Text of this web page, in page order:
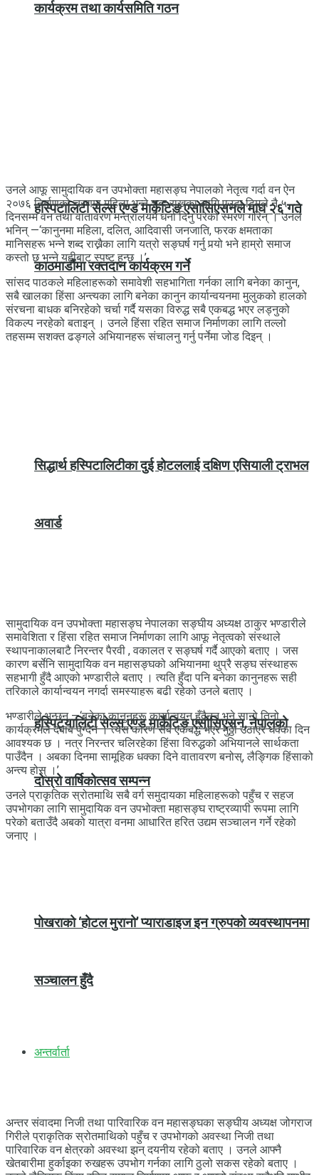
कार्यक्रम तथा कार्यसमिति गठन
हस्पिटालिटी सेल्स एण्ड मार्केटिङ एसोसिएसनले माघ २६ गते
काठमाडौंमा रक्तदान कार्यक्रम गर्ने
सिद्धार्थ हस्पिटालिटीका दुई होटललाई दक्षिण एसियाली ट्राभल
अवार्ड
हस्पिट्यालिटी सेल्स एण्ड मार्केटिङ एसोसिएसन, नेपालको
दोस्रो वार्षिकोत्सव सम्पन्न
पोखराको ‘होटल मुरानो’ प्याराडाइज इन ग्रुपको व्यवस्थापनमा
सञ्चालन हुँदै
अन्तर्वार्ता
उनले आफू सामुदायिक वन उपभोक्ता महासङ्घ नेपालको नेतृत्व गर्दा वन ऐन
२०७६ निर्माणको चरणमा महिला भन्ने शब्द राख्नका लागि एउटा टिमले नै ५
दिनसम्म वन तथा वातावरण मन्त्रालयमै धर्ना दिनु परेको स्मरण गरिन् । उनले
भनिन् —‘कानुनमा महिला, दलित, आदिवासी जनजाति, फरक क्षमताका
मानिसहरू भन्ने शब्द राख्नैका लागि यत्रो सङ्घर्ष गर्नु पर्‍यो भने हाम्रो समाज
कस्तो छ भन्ने यहीबाट स्पष्ट हुन्छ ।’
सांसद पाठकले महिलाहरूको समावेशी सहभागिता गर्नका लागि बनेका कानुन,
सबै खालका हिंसा अन्त्यका लागि बनेका कानुन कार्यान्वयनमा मुलुकको हालको
संरचना बाधक बनिरहेको चर्चा गर्दै यसका विरुद्ध सबै एकबद्ध भएर लड्नुको
विकल्प नरहेको बताइन् । उनले हिंसा रहित समाज निर्माणका लागि तल्लो
तहसम्म सशक्त ढङ्गले अभियानहरू संचालनु गर्नु पर्नेमा जोड दिइन् ।
सामुदायिक वन उपभोक्ता महासङ्घ नेपालका सङ्घीय अध्यक्ष ठाकुर भण्डारीले
समावेशिता र हिंसा रहित समाज निर्माणका लागि आफू नेतृत्वको संस्थाले
स्थापनाकालबाटै निरन्तर पैरवी , वकालत र सङ्घर्ष गर्दै आएको बताए । जस
कारण बर्सेनि सामुदायिक वन महासङ्घको अभियानमा थुप्रै सङ्घ संस्थाहरू
सहभागी हुँदै आएको भण्डारीले बताए । त्यति हुँदा पनि बनेका कानुनहरू सही
तरिकाले कार्यान्वयन नगर्दा समस्याहरू बढी रहेको उनले बताए ।
भण्डारीले भन्छन् —‘बनेका कानुनहरू कार्यान्वयन हुँदैनन् भने सानो तिनो
कार्यक्रमले दबाब पुग्दैन । त्यस कारण सबै एकबद्ध भएर मुठ्ठी उठाएर धक्का दिन
आवश्यक छ । नत्र निरन्तर चलिरहेका हिंसा विरुद्धको अभियानले सार्थकता
पाउँदैन । अबका दिनमा सामूहिक धक्का दिने वातावरण बनोस्, लैङ्गिक हिंसाको
अन्त्य होस् ।’
उनले प्राकृतिक स्रोतमाथि सबै वर्ग समुदायका महिलाहरूको पहुँच र सहज
उपभोगका लागि सामुदायिक वन उपभोक्ता महासङ्घ राष्ट्रव्यापी रूपमा लागि
परेको बताउँदै अबको यात्रा वनमा आधारित हरित उद्यम सञ्चालन गर्ने रहेको
जनाए ।
अन्तर संवादमा निजी तथा पारिवारिक वन महासङ्घका सङ्घीय अध्यक्ष जोगराज
गिरीले प्राकृतिक स्रोतमाथिको पहुँच र उपभोगको अवस्था निजी तथा
पारिवारिक वन क्षेत्रको अवस्था झन् दयनीय रहेको बताए । उनले आफ्नै
खेतबारीमा हुर्काइका रुखहरू उपभोग गर्नका लागि ठुलो सकस रहेको बताए ।